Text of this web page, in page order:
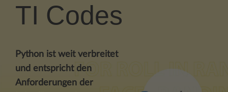
TI Codes
Python ist weit verbreitet
und entspricht den
Anforderungen der